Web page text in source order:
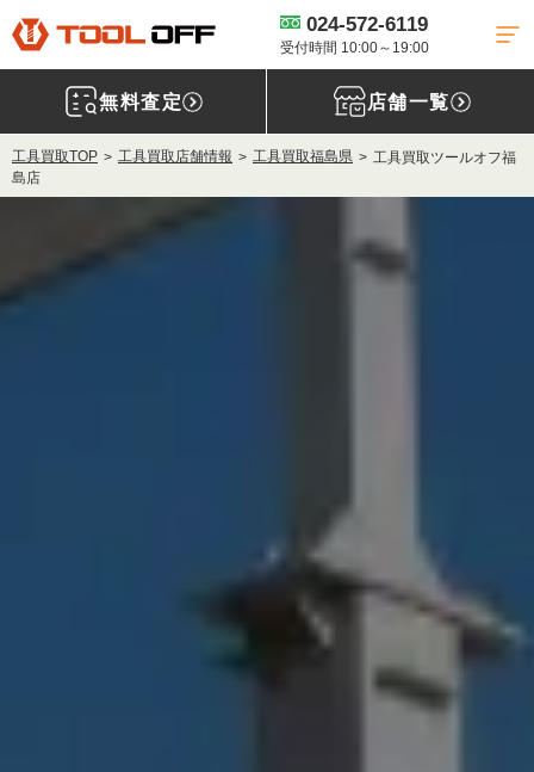
024-572-6119
受付時間 10:00～19:00
無料査定 店舗一覧
工具買取TOP 工具買取店舗情報 工具買取福島県
工具買取ツールオフ福
島店